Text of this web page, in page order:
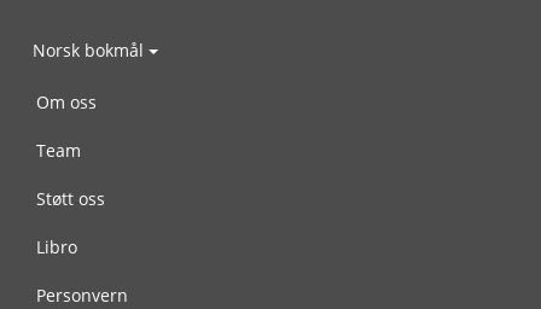
Norsk bokmål
Om oss
Team
Støtt oss
Libro
Personvern